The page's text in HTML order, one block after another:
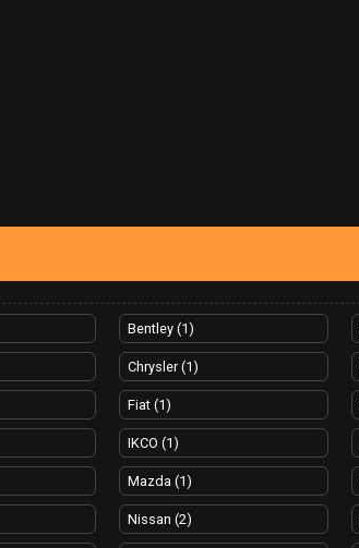
Bentley (1)
Chrysler (1)
Fiat (1)
IKCO (1)
Mazda (1)
Nissan (2)